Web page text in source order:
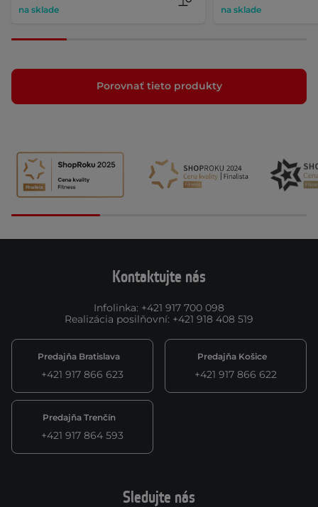
na sklade na sklade
Porovnať tieto produkty
Kontaktujte nás
Infolinka: +421 917 700 098
Realizácia posilňovní: +421 918 408 519
Predajňa Bratislava
+421 917 866 623
Predajňa Košice
+421 917 866 622
Predajňa Trenčín
+421 917 864 593
Sledujte nás